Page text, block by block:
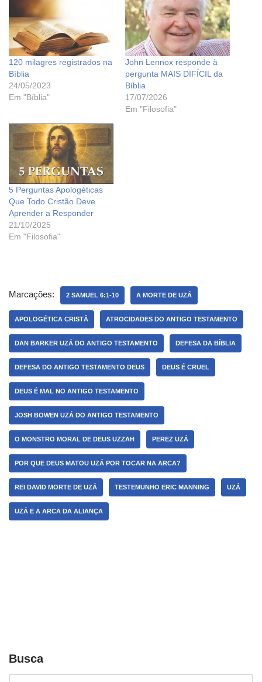
120 milagres registrados na
Bíblia
24/05/2023
Em "Bíblia"
John Lennox responde à
pergunta MAIS DIFÍCIL da
Bíblia
17/07/2026
Em "Filosofia"
5 Perguntas Apologéticas
Que Todo Cristão Deve
Aprender a Responder
21/10/2025
Em "Filosofia"
Marcações: 2 SAMUEL 6:1-10 A MORTE DE UZÁ
APOLOGÉTICA CRISTÃ ATROCIDADES DO ANTIGO TESTAMENTO
DAN BARKER UZÁ DO ANTIGO TESTAMENTO DEFESA DA BÍBLIA
DEFESA DO ANTIGO TESTAMENTO DEUS DEUS É CRUEL
DEUS É MAL NO ANTIGO TESTAMENTO
JOSH BOWEN UZÁ DO ANTIGO TESTAMENTO
O MONSTRO MORAL DE DEUS UZZAH PEREZ UZÁ
POR QUE DEUS MATOU UZÁ POR TOCAR NA ARCA?
REI DAVID MORTE DE UZÁ TESTEMUNHO ERIC MANNING UZÁ
UZÁ E A ARCA DA ALIANÇA
Busca